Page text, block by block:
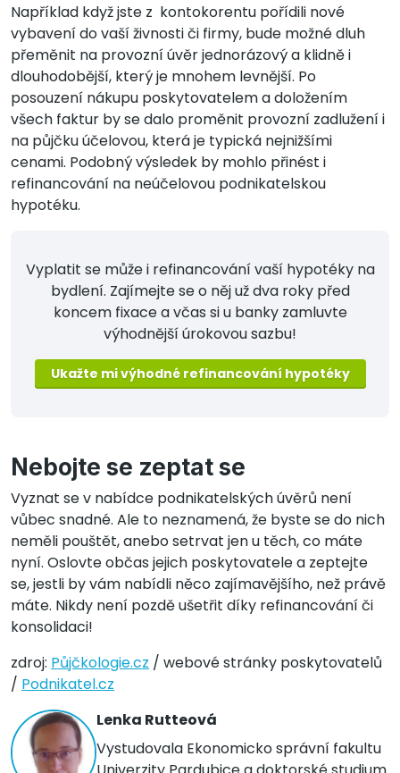
Například když jste z kontokorentu pořídili nové
vybavení do vaší živnosti či firmy, bude možné dluh
přeměnit na provozní úvěr jednorázový a klidně i
dlouhodobější, který je mnohem levnější. Po
posouzení nákupu poskytovatelem a doložením
všech faktur by se dalo proměnit provozní zadlužení i
na půjčku účelovou, která je typická nejnižšími
cenami. Podobný výsledek by mohlo přinést i
refinancování na neúčelovou podnikatelskou
hypotéku.
Vyplatit se může i refinancování vaší hypotéky na
bydlení. Zajímejte se o něj už dva roky před
koncem fixace a včas si u banky zamluvte
výhodnější úrokovou sazbu!
Ukažte mi výhodné refinancování hypotéky
Nebojte se zeptat se
Vyznat se v nabídce podnikatelských úvěrů není
vůbec snadné. Ale to neznamená, že byste se do nich
neměli pouštět, anebo setrvat jen u těch, co máte
nyní. Oslovte občas jejich poskytovatele a zeptejte
se, jestli by vám nabídli něco zajímavějšího, než právě
máte. Nikdy není pozdě ušetřit díky refinancování či
konsolidaci!
zdroj: Půjčkologie.cz / webové stránky poskytovatelů
/ Podnikatel.cz
Lenka Rutteová
Vystudovala Ekonomicko správní fakultu